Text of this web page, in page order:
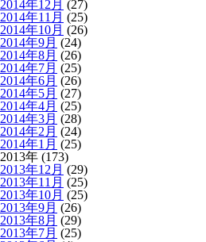
2014年12月 (27)
2014年11月 (25)
2014年10月 (26)
2014年9月 (24)
2014年8月 (26)
2014年7月 (25)
2014年6月 (26)
2014年5月 (27)
2014年4月 (25)
2014年3月 (28)
2014年2月 (24)
2014年1月 (25)
2013年 (173)
2013年12月 (29)
2013年11月 (25)
2013年10月 (25)
2013年9月 (26)
2013年8月 (29)
2013年7月 (25)